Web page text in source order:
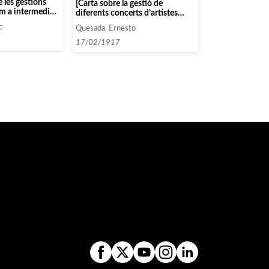
les gestions
a intermediari
Rubinstein,
[Carta sobre la gestió de
diferents concerts d’artistes
i Risler]
Quesada, Ernesto
17/02/1917